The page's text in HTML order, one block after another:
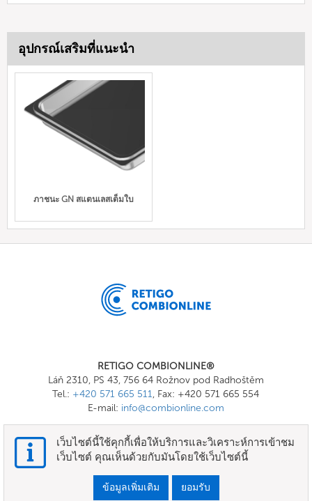
อุปกรณ์เสริมที่แนะนำ
ภาชนะ GN สแตนเลสเต็มใบ
RETIGO COMBIONLINE®
Láň 2310, PS 43, 756 64 Rožnov pod Radhoštěm
Tel.: +420 571 665 511, Fax: +420 571 665 554
E-mail: info@combionline.com
OnlineMenu
ข้อกำหนดและเงื่อนไข
เว็บไซต์นี้ใช้คุกกี้เพื่อให้บริการและวิเคราะห์การเข้าชม
เว็บไซต์ คุณเห็นด้วยกับมันโดยใช้เว็บไซต์นี้
ข้อมูลเพิ่มเติม ยอมรับ